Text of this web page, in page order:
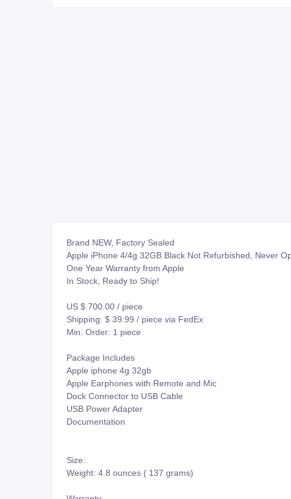
Brand NEW, Factory Sealed
Apple iPhone 4/4g 32GB Black Not Refurbished, Never
One Year Warranty from Apple
In Stock, Ready to Ship!
US $ 700.00 / piece
Shipping: $ 39.99 / piece via FedEx
Min. Order: 1 piece
Package Includes
Apple iphone 4g 32gb
Apple Earphones with Remote and Mic
Dock Connector to USB Cable
USB Power Adapter
Documentation
Size:
Weight: 4.8 ounces ( 137 grams)